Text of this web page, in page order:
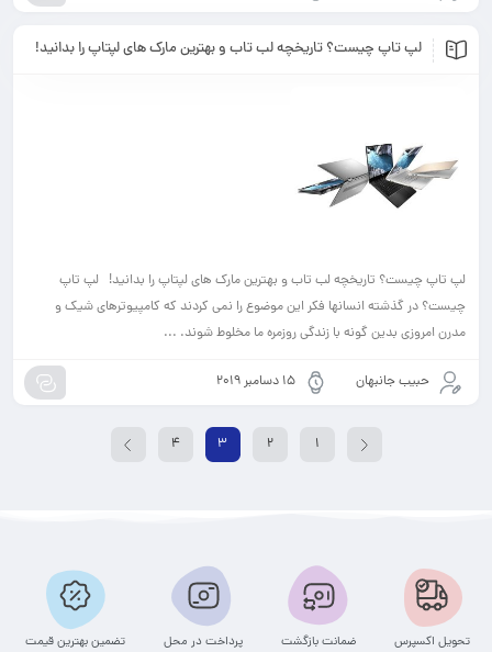
لپ تاپ چیست؟ تاریخچه لب تاب و بهترین مارک های لپتاپ را بدانید!
لپ تاپ چیست؟ تاریخچه لب تاب و بهترین مارک های لپتاپ را بدانید! لپ تاپ
چیست؟ در گذشته انسانها فکر این موضوع را نمی کردند که کامپیوترهای شیک و
مدرن امروزی بدین گونه با زندگی روزمره ما مخلوط شوند. ...
حبیب جانبهان 15 دسامبر 2019
1
2
3
4
تحویل اکسپرس ضمانت بازگشت پرداخت در محل تضمین بهترین قیمت